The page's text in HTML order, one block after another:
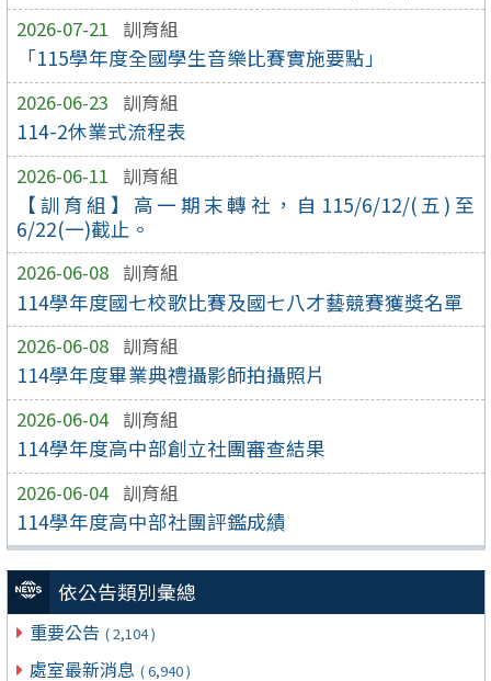
2026-07-21 訓育組
「115學年度全國學生音樂比賽實施要點」
2026-06-23 訓育組
114-2休業式流程表
2026-06-11 訓育組
【訓育組】高一期末轉社，自115/6/12/(五)至
6/22(一)截止。
2026-06-08 訓育組
114學年度國七校歌比賽及國七八才藝競賽獲獎名單
2026-06-08 訓育組
114學年度畢業典禮攝影師拍攝照片
2026-06-04 訓育組
114學年度高中部創立社團審查結果
2026-06-04 訓育組
114學年度高中部社團評鑑成績
依公告類別彙總
重要公告 ( 2,104 )
處室最新消息 ( 6,940 )